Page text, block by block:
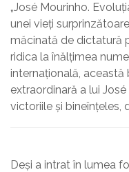
„José Mourinho.
unei vieți
măcinată de dictatură
ridica la înălțimea
internațională,
extraordinară a lui
victoriile și bineînțeles,
Deși a intrat în lumea